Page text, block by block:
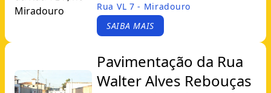
Rua VL 7 - Miradouro
SAIBA MAIS
Pavimentação da Rua
Walter Alves Rebouças